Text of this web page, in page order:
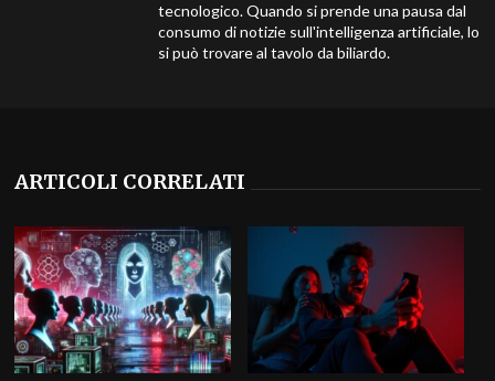
tecnologico. Quando si prende una pausa dal
consumo di notizie sull'intelligenza artificiale, lo
si può trovare al tavolo da biliardo.
ARTICOLI CORRELATI